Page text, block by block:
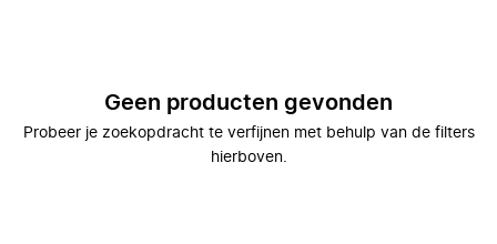
Geen producten gevonden
Probeer je zoekopdracht te verfijnen met behulp van de filters
hierboven.